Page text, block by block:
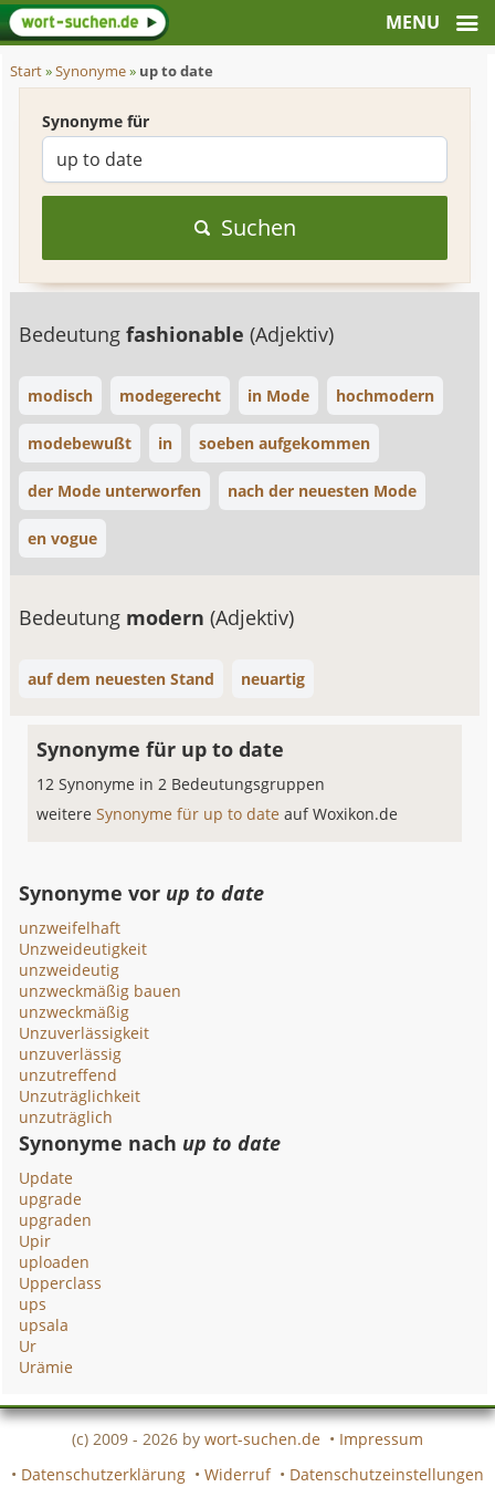
Start»Synonyme» up to date
Synonyme für
Suchen
Bedeutungfashionable(Adjektiv)
modisch modegerecht in Mode hochmodern
modebewußt in soeben aufgekommen
der Mode unterworfen nach der neuesten Mode
en vogue
Bedeutung modern(Adjektiv)
auf dem neuesten Stand neuartig
Synonyme für up to date
12 Synonyme in 2 Bedeutungsgruppen
weitereSynonyme für up to dateauf Woxikon.de
Synonyme vor up to date
unzweifelhaft
Unzweideutigkeit
unzweideutig
unzweckmäßig bauen
unzweckmäßig
Unzuverlässigkeit
unzuverlässig
unzutreffend
Unzuträglichkeit
unzuträglich
Synonyme nach up to date
Update
upgrade
upgraden
Upir
uploaden
Upperclass
ups
upsala
Ur
Urämie
(c) 2009 - 2026 by wort-suchen.de • Impressum
• Datenschutzerklärung • Widerruf • Datenschutzeinstellungen